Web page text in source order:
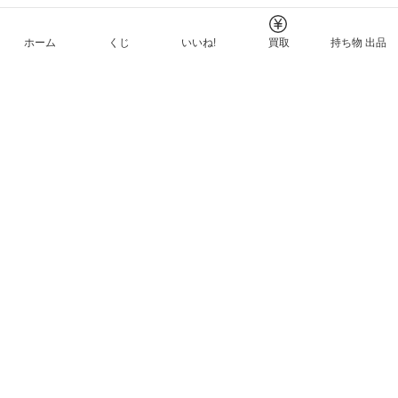
ホーム くじ いいね! 買取 持ち物 出品